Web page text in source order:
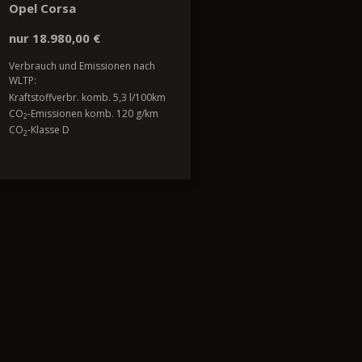
Opel Corsa
nur 18.980,00 €
Verbrauch und Emissionen nach
WLTP:
Kraftstoffverbr. komb. 5,3 l/100km
CO2-Emissionen komb. 120 g/km
CO2-Klasse D